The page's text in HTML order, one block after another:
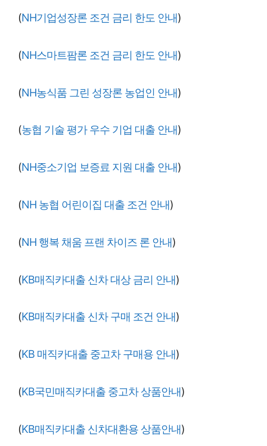
(NH기업성장론 조건 금리 한도 안내)
(NH스마트팜론 조건 금리 한도 안내)
(NH농식품 그린 성장론 농업인 안내)
(농협 기술 평가 우수 기업 대출 안내)
(NH중소기업 보증료 지원 대출 안내)
(NH 농협 어린이집 대출 조건 안내)
(NH 행복 채움 프랜 차이즈 론 안내)
(KB매직카대출 신차 대상 금리 안내)
(KB매직카대출 신차 구매 조건 안내)
(KB 매직카대출 중고차 구매용 안내)
(KB국민매직카대출 중고차 상품안내)
(KB매직카대출 신차대환용 상품안내)